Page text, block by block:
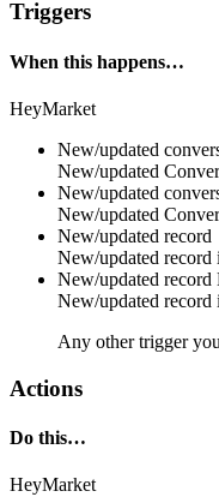
Triggers
When this happens…
HeyMarket
New/updated
New/updated
New/updated
New/updated
New/updated record
New/updated record
New/updated record
New/updated record
Any other trigger
Actions
Do this…
HeyMarket